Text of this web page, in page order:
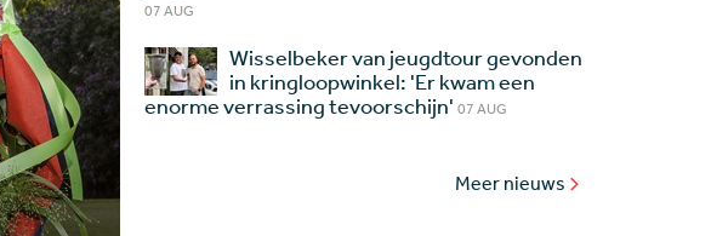
07 AUG
Wisselbeker van jeugdtour gevonden
in kringloopwinkel: 'Er kwam een
enorme verrassing tevoorschijn' 07 AUG
Meer nieuws